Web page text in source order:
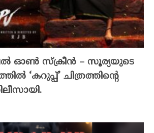
ഓൺ സ്‌ക്രീൻ – സൂര്യയുടെ
‘കറുപ്പ്’ ചിത്രത്തിന്റെ